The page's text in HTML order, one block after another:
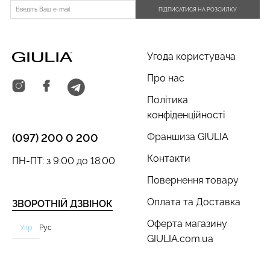
ПІДПИСАТИСЯ НА РОЗСИЛКУ
Угода користувача
Про нас
Політика
конфіденційності
Франшиза GIULIA
Контакти
Повернення товару
Оплата та Доставка
Оферта магазину
GIULIA.com.ua
(097) 200 0 200
ЗВОРОТНІЙ ДЗВІНОК
ПН-ПТ: з 9:00 до 18:00
Укр Рус
Безшовний топ з легкою
SHAPEWEAR nude
699 грн.
Безшовні труси сліпи з
SHAPEWEAR black
(чорний) Giulia
258 грн.
369 грн.